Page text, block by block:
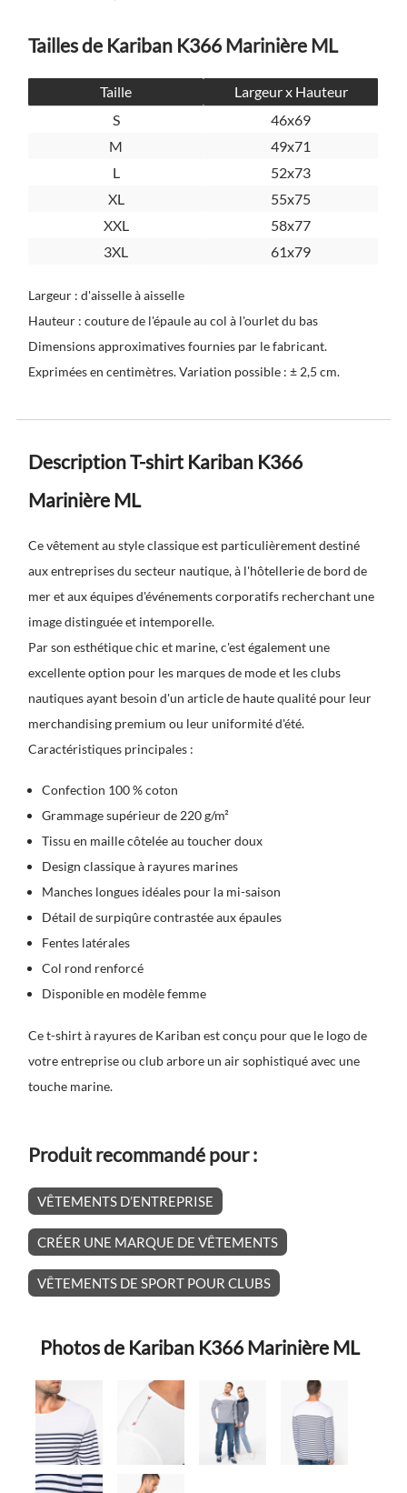
Tailles de Kariban K366 Marinière ML
Taille
Largeur x Hauteur
S
46x69
M
49x71
L
52x73
XL
55x75
XXL
58x77
3XL
61x79
Largeur : d'aisselle à aisselle
Hauteur : couture de l'épaule au col à l'ourlet du bas
Dimensions approximatives fournies par le fabricant.
Exprimées en centimètres. Variation possible : ± 2,5 cm.
Description T-shirt Kariban K366
Marinière ML
Ce vêtement au style classique est particulièrement destiné
aux entreprises du secteur nautique, à l'hôtellerie de bord de
mer et aux équipes d'événements corporatifs recherchant une
image distinguée et intemporelle.
Par son esthétique chic et marine, c'est également une
excellente option pour les marques de mode et les clubs
nautiques ayant besoin d'un article de haute qualité pour leur
merchandising premium ou leur uniformité d'été.
Caractéristiques principales :
Confection 100 % coton
Grammage supérieur de 220 g/m²
Tissu en maille côtelée au toucher doux
Design classique à rayures marines
Manches longues idéales pour la mi-saison
Détail de surpiqûre contrastée aux épaules
Fentes latérales
Col rond renforcé
Disponible en modèle femme
Ce t-shirt à rayures de Kariban est conçu pour que le logo de
votre entreprise ou club arbore un air sophistiqué avec une
touche marine.
Produit recommandé pour :
VÊTEMENTS D’ENTREPRISE
CRÉER UNE MARQUE DE VÊTEMENTS
VÊTEMENTS DE SPORT POUR CLUBS
Photos de Kariban K366 Marinière ML